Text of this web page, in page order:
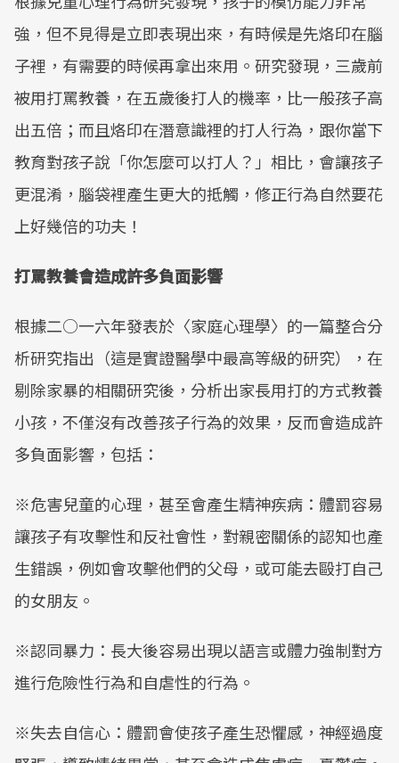
強，但不見得是立即表現出來，有時候是先烙印在腦
子裡，有需要的時候再拿出來用。研究發現，三歲前
被用打罵教養，在五歲後打人的機率，比一般孩子高
出五倍；而且烙印在潛意識裡的打人行為，跟你當下
教育對孩子說「你怎麼可以打人？」相比，會讓孩子
更混淆，腦袋裡產生更大的抵觸，修正行為自然要花
上好幾倍的功夫！
打罵教養會造成許多負面影響
根據二○一六年發表於〈家庭心理學〉的一篇整合分
析研究指出（這是實證醫學中最高等級的研究），在
剔除家暴的相關研究後，分析出家長用打的方式教養
小孩，不僅沒有改善孩子行為的效果，反而會造成許
多負面影響，包括：
※危害兒童的心理，甚至會產生精神疾病：體罰容易
讓孩子有攻擊性和反社會性，對親密關係的認知也產
生錯誤，例如會攻擊他們的父母，或可能去毆打自己
的女朋友。
※認同暴力：長大後容易出現以語言或體力強制對方
進行危險性行為和自虐性的行為。
※失去自信心：體罰會使孩子產生恐懼感，神經過度